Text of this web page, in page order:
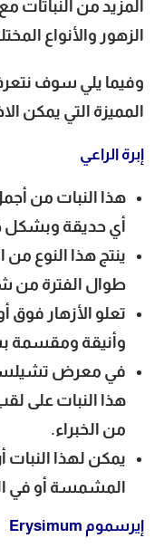
المزيد من النباتات
الزهور والأنواع
وفيما يلي سوف
المميزة التي يمكن
إبرة الراعي
هذا النبات من
أي حديقة وبشكل
ينتج هذا النوع من
طوال الفترة من
تعلو الأزهار
وأنيقة ومقسمة
هذا النبات على
من الخبراء.
يمكن لهذا
المشمسة أو في
إيرسموم Erysimum